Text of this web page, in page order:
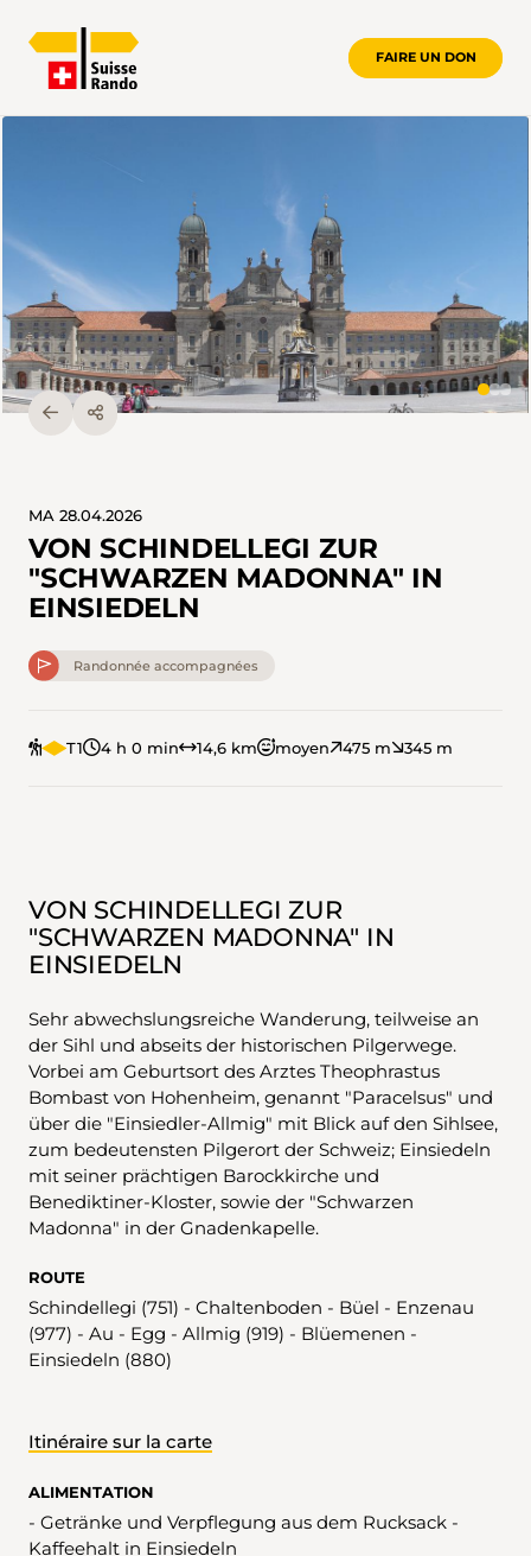
FAIRE UN DON
MA 28.04.2026
VON SCHINDELLEGI ZUR
"SCHWARZEN MADONNA" IN
EINSIEDELN
Randonnée accompagnées
T1 4 h 0 min 14,6 km moyen 475 m 345 m
VON SCHINDELLEGI ZUR
"SCHWARZEN MADONNA" IN
EINSIEDELN
Sehr abwechslungsreiche Wanderung, teilweise an
der Sihl und abseits der historischen Pilgerwege.
Vorbei am Geburtsort des Arztes Theophrastus
Bombast von Hohenheim, genannt "Paracelsus" und
über die "Einsiedler-Allmig" mit Blick auf den Sihlsee,
zum bedeutensten Pilgerort der Schweiz; Einsiedeln
mit seiner prächtigen Barockkirche und
Benediktiner-Kloster, sowie der "Schwarzen
Madonna" in der Gnadenkapelle.
ROUTE
Schindellegi (751) - Chaltenboden - Büel - Enzenau
(977) - Au - Egg - Allmig (919) - Blüemenen -
Einsiedeln (880)
Itinéraire sur la carte
ALIMENTATION
- Getränke und Verpflegung aus dem Rucksack -
Kaffeehalt in Einsiedeln